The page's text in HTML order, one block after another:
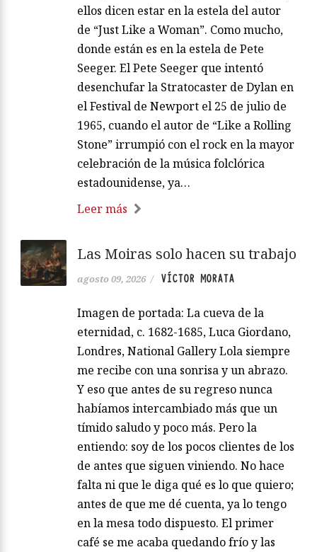
ellos dicen estar en la estela del autor
de “Just Like a Woman”. Como mucho,
donde están es en la estela de Pete
Seeger. El Pete Seeger que intentó
desenchufar la Stratocaster de Dylan en
el Festival de Newport el 25 de julio de
1965, cuando el autor de “Like a Rolling
Stone” irrumpió con el rock en la mayor
celebración de la música folclórica
estadounidense, ya…
Leer más
Las Moiras solo hacen su trabajo
agosto 09, 2026 / VÍCTOR MORATA
Imagen de portada: La cueva de la
eternidad, c. 1682-1685, Luca Giordano,
Londres, National Gallery Lola siempre
me recibe con una sonrisa y un abrazo.
Y eso que antes de su regreso nunca
habíamos intercambiado más que un
tímido saludo y poco más. Pero la
entiendo: soy de los pocos clientes de los
de antes que siguen viniendo. No hace
falta ni que le diga qué es lo que quiero;
antes de que me dé cuenta, ya lo tengo
en la mesa todo dispuesto. El primer
café se me acaba quedando frío y las